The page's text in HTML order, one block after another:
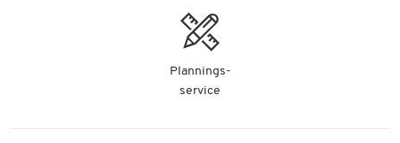
Plannings-
service